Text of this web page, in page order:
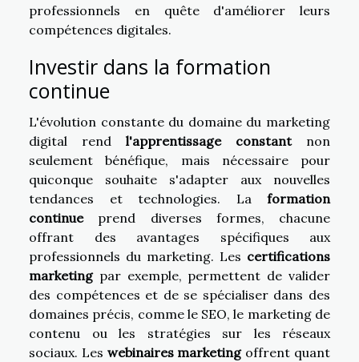
professionnels en quête d'améliorer leurs
compétences digitales.
Investir dans la formation
continue
L'évolution constante du domaine du marketing
digital rend l'apprentissage constantnon
seulement bénéfique, mais nécessaire pour
quiconque souhaite s'adapter aux nouvelles
tendances et technologies. La formation
continueprend diverses formes, chacune
offrant des avantages spécifiques aux
professionnels du marketing. Les certifications
marketingpar exemple, permettent de valider
des compétences et de se spécialiser dans des
domaines précis, comme le SEO, le marketing de
contenu ou les stratégies sur les réseaux
sociaux. Les webinaires marketingoffrent quant